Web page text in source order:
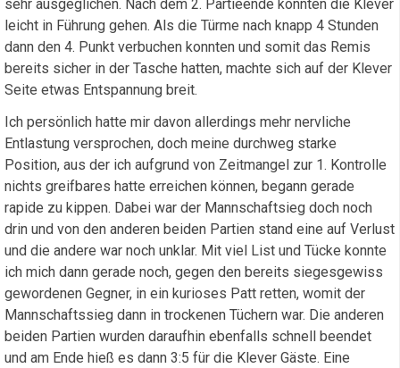
sehr ausgeglichen. Nach dem 2. Partieende konnten die Klever
leicht in Führung gehen. Als die Türme nach knapp 4 Stunden
dann den 4. Punkt verbuchen konnten und somit das Remis
bereits sicher in der Tasche hatten, machte sich auf der Klever
Seite etwas Entspannung breit.
Ich persönlich hatte mir davon allerdings mehr nervliche
Entlastung versprochen, doch meine durchweg starke
Position, aus der ich aufgrund von Zeitmangel zur 1. Kontrolle
nichts greifbares hatte erreichen können, begann gerade
rapide zu kippen. Dabei war der Mannschaftsieg doch noch
drin und von den anderen beiden Partien stand eine auf Verlust
und die andere war noch unklar. Mit viel List und Tücke konnte
ich mich dann gerade noch, gegen den bereits siegesgewiss
gewordenen Gegner, in ein kurioses Patt retten, womit der
Mannschaftssieg dann in trockenen Tüchern war. Die anderen
beiden Partien wurden daraufhin ebenfalls schnell beendet
und am Ende hieß es dann 3:5 für die Klever Gäste. Eine